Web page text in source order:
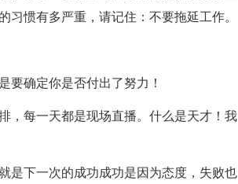
惯有多严重，请记住：不要拖延工作。
要确定你是否付出了努力！
，每一天都是现场直播。什么是天才！我
是下一次的成功成功是因为态度，失败也